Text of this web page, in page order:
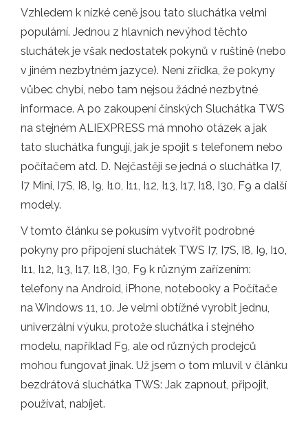
Vzhledem k nízké ceně jsou tato sluchátka velmi
populární. Jednou z hlavních nevýhod těchto
sluchátek je však nedostatek pokynů v ruštině (nebo
v jiném nezbytném jazyce). Není zřídka, že pokyny
vůbec chybí, nebo tam nejsou žádné nezbytné
informace. A po zakoupení čínských Sluchátka TWS
na stejném ALIEXPRESS má mnoho otázek a jak
tato sluchátka fungují, jak je spojit s telefonem nebo
počítačem atd. D. Nejčastěji se jedná o sluchátka I7,
I7 Mini, I7S, I8, I9, I10, I11, I12, I13, I17, I18, I30, F9 a další
modely.
V tomto článku se pokusím vytvořit podrobné
pokyny pro připojení sluchátek TWS I7, I7S, I8, I9, I10,
I11, I12, I13, I17, I18, I30, F9 k různým zařízením:
telefony na Android, iPhone, notebooky a Počítače
na Windows 11, 10. Je velmi obtížné vyrobit jednu,
univerzální výuku, protože sluchátka i stejného
modelu, například F9, ale od různých prodejců
mohou fungovat jinak. Už jsem o tom mluvil v článku
bezdrátová sluchátka TWS: Jak zapnout, připojit,
používat, nabíjet.